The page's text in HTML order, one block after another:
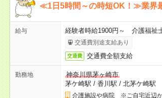
≪1日5時間～の時短OK！≫業界
給与 経験者時給1900円～ 介護福
交通費別途支給あり
交通費 交通費全額支給
勤務地
神奈川県茅ヶ崎市
茅ケ崎駅 / 香川駅 / 北茅ケ崎駅
介護施設や病院 ※ご自宅近辺